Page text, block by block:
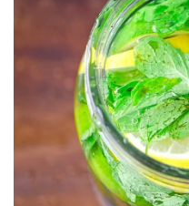
प्रधानमंत्री मोदी अगले
राजकीय यात्रा करेंगे।
कांग्रेस कांग्रेस कमेटी
यूएस-ताइवान